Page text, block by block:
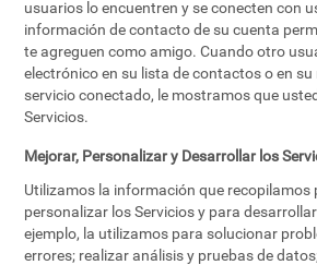
usuarios lo encuentren y se conecten con
información de contacto de su cuenta
te agreguen como amigo. Cuando otro
electrónico en su lista de contactos o en su
servicio conectado, le mostramos que
Servicios.
Mejorar, Personalizar y Desarrollar los
Utilizamos la información que recopilamos
personalizar los Servicios y para
ejemplo, la utilizamos para solucionar
errores; realizar análisis y pruebas de